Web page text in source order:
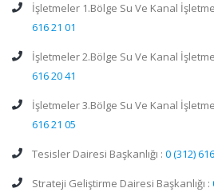
İşletmeler 1.Bölge Su Ve Kanal
616 21 01
İşletmeler 2.Bölge Su Ve Kanal
616 20 41
İşletmeler 3.Bölge Su Ve Kanal
616 21 05
Tesisler Dairesi Başkanlığı : 0 (312)
Strateji Geliştirme Dairesi Başkanlığı :